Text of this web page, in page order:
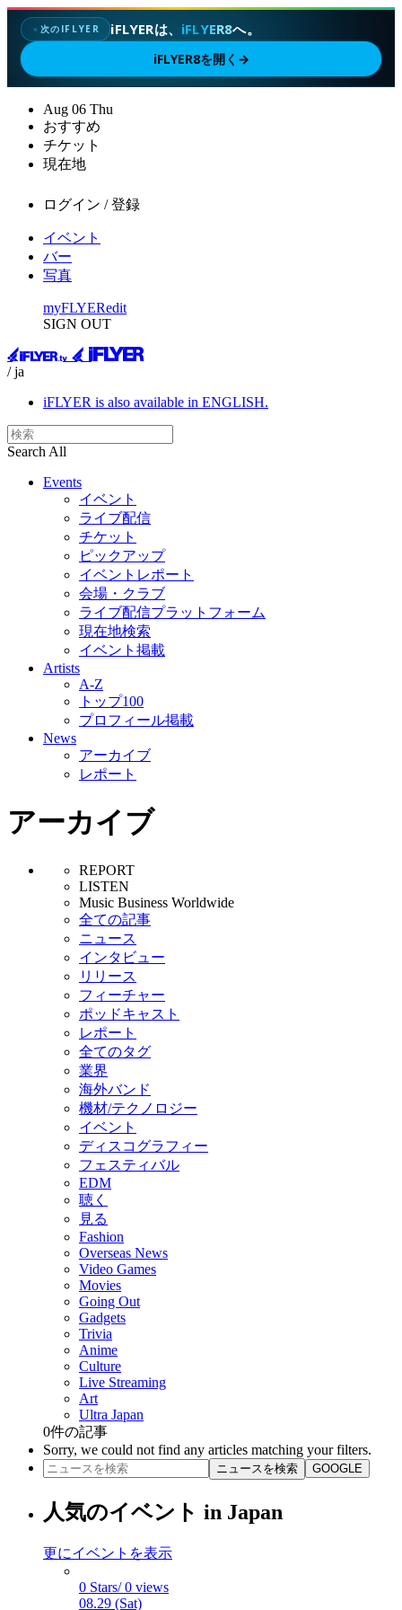
✦次のIFLYER iFLYERは、 iFLYER8へ。
iFLYER8を開く →
Aug 06 Thu
おすすめ
チケット
現在地
ログイン / 登録
イベント
バー
写真
myFLYERedit
SIGN OUT
/ ja
iFLYER is also available in ENGLISH.
Search All
Events
イベント
ライブ配信
チケット
ピックアップ
イベントレポート
会場・クラブ
ライブ配信プラットフォーム
現在地検索
イベント掲載
Artists
A-Z
トップ100
プロフィール掲載
News
アーカイブ
レポート
アーカイブ
REPORT
LISTEN
Music Business Worldwide
全ての記事
ニュース
インタビュー
リリース
フィーチャー
ポッドキャスト
レポート
全てのタグ
業界
海外バンド
機材/テクノロジー
イベント
ディスコグラフィー
フェスティバル
EDM
聴く
見る
Fashion
Overseas News
Video Games
Movies
Going Out
Gadgets
Trivia
Anime
Culture
Live Streaming
Art
Ultra Japan
0件の記事
Sorry, we could not find any articles matching your filters.
ニュースを検索 GOOGLE
人気のイベント in Japan
更にイベントを表示
0 Stars/ 0 views
08.29 (Sat)